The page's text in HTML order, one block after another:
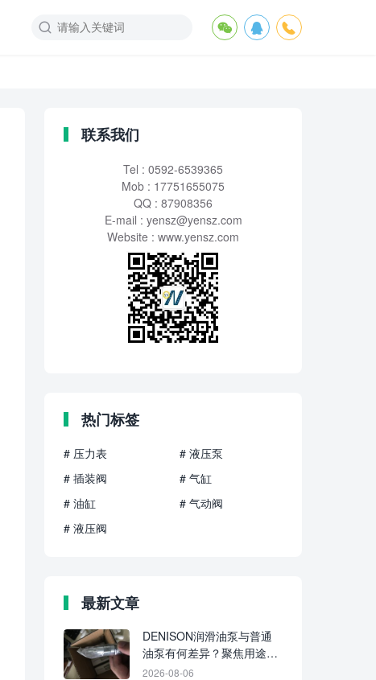
联系我们
Tel : 0592-6539365
Mob : 17751655075
QQ : 87908356
E-mail : yensz@yensz.com
Website : www.yensz.com
热门标签
# 压力表
# 液压泵
# 插装阀
# 气缸
# 油缸
# 气动阀
# 液压阀
最新文章
DENISON润滑油泵与普通
油泵有何差异？聚焦用途、
介质与供油方式
2026-08-06